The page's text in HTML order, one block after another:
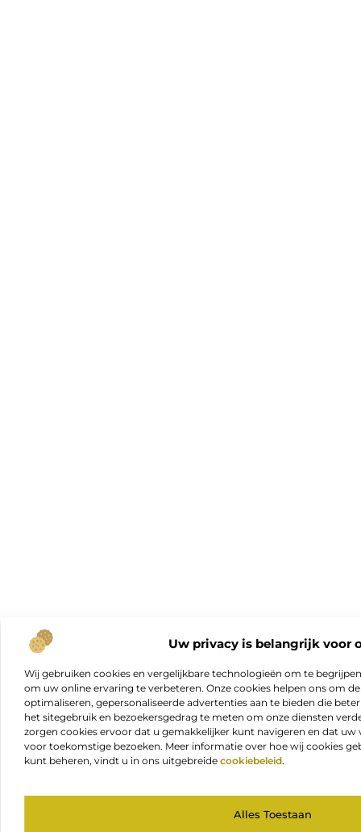
Uw privacy is belangrijk voor
Wij gebruiken cookies en vergelijkbare technologieën om te
om uw online ervaring te verbeteren. Onze cookies helpen ons om
optimaliseren, gepersonaliseerde advertenties aan te bieden die
het sitegebruik en bezoekersgedrag te meten om onze diensten
zorgen cookies ervoor dat u gemakkelijker kunt navigeren en dat
voor toekomstige bezoeken. Meer informatie over hoe wij cookies
kunt beheren, vindt u in ons uitgebreide cookiebeleid.
Alles Toestaan